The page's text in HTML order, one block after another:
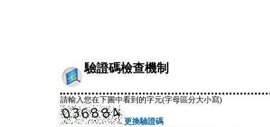
驗證碼檢查機制
請輸入您在下圖中看到的字元(字母區分大小寫)
更換驗證碼